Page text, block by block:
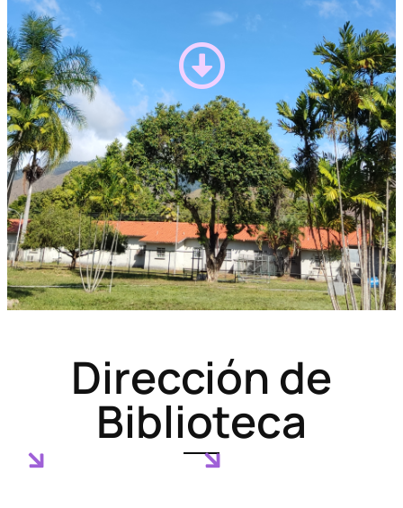
Dirección de
Biblioteca